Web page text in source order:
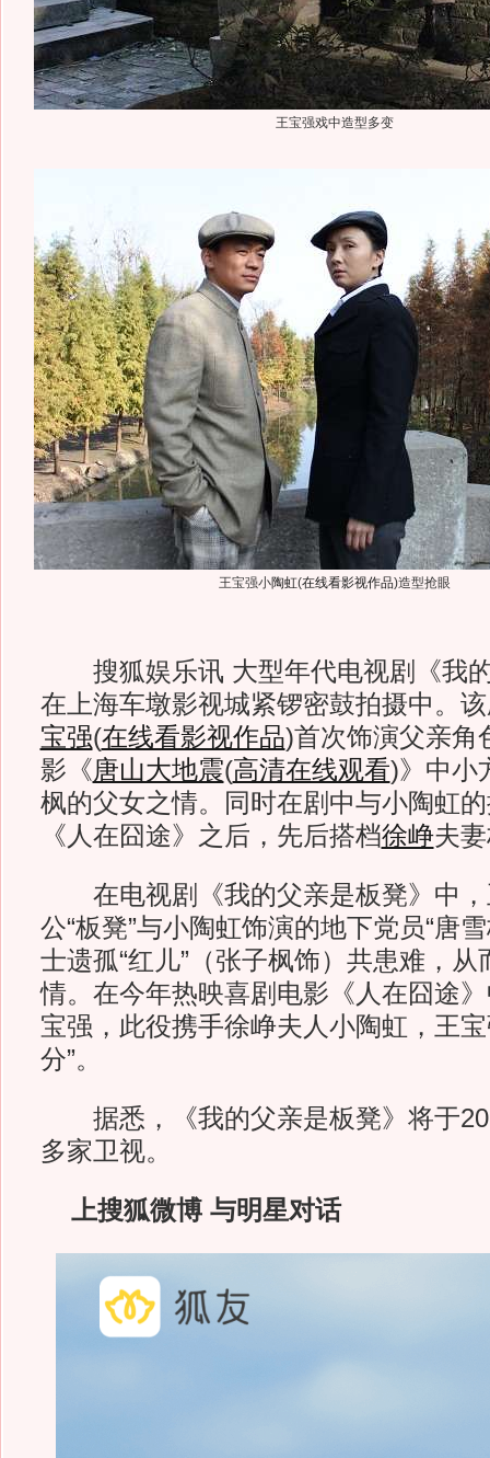
王宝强戏中造型多变
王宝强小陶虹(在线看影视作品)造型抢眼
搜狐娱乐讯 大型年代电视剧《我
在上海车墩影视城紧锣密鼓拍摄中。
宝强(在线看影视作品)首次饰演父亲角
影《唐山大地震(高清在线观看)》中小
枫的父女之情。同时在剧中与小陶虹
《人在囧途》之后，先后搭档徐峥夫
在电视剧《我的父亲是板凳》中，
公“板凳”与小陶虹饰演的地下党员“唐
士遗孤“红儿”（张子枫饰）共患难，
情。在今年热映喜剧电影《人在囧途
宝强，此役携手徐峥夫人小陶虹，王
分”。
据悉，《我的父亲是板凳》将于
多家卫视。
上搜狐微博 与明星对话